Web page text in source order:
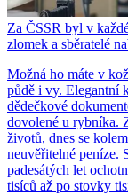
Za ČSSR byl v
zlomek a sběratelé
Možná ho máte v
půdě i vy. Elegantní
dědečkové
dovolené u rybníka.
životů, dnes se
neuvěřitelné peníze.
padesátých let
tisíců až po stovky